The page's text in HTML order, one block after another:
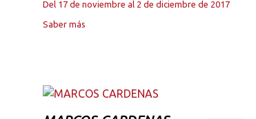
Del 17 de noviembre al 2 de diciembre de 2017
Saber más